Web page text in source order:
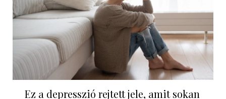
Ez a depresszió rejtett jele, amit sokan